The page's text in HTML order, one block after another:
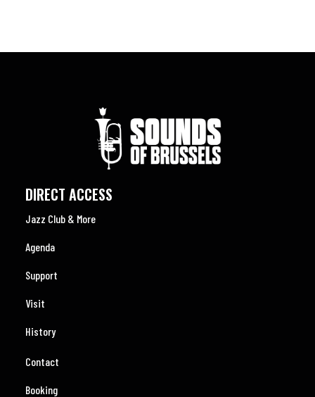
DIRECT ACCESS
Jazz Club & More
Agenda
Support
Visit
History
Contact
Booking